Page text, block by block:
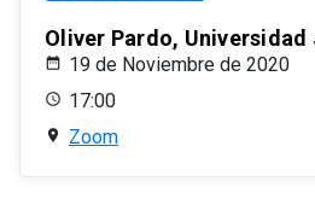
Oliver Pardo, Universidad
19 de Noviembre de 2020
17:00
Zoom